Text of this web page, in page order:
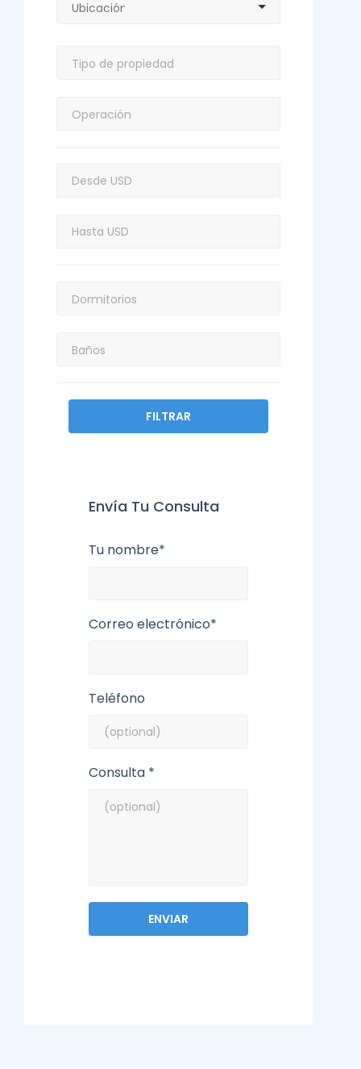
FILTRAR
Envía Tu Consulta
Tu nombre*
Correo electrónico*
Teléfono
Consulta *